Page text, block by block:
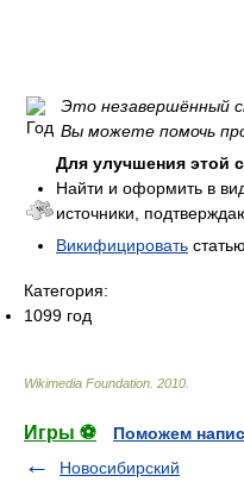
Это незавершённый
Вы можете помочь
Для улучшения этой
Найти и оформить в
источники,
Викифицировать
Категория:
1099 год
Wikimedia Foundation 2010
Игры ⚽
Поможем
Новосибирский